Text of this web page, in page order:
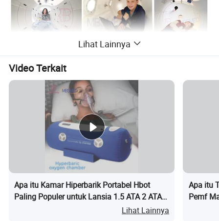
Aplikasi Terapi Oksigen hiperbarik:
Operasi yang ramah Pengguna
Panel kontrol satu sentuhan dan pengaturan tekanan otomatis
membuat ruang ini mudah digunakan untuk pertama kali dan
Lihat Lainnya
Video Terkait
Apa itu Kamar Hiperbarik Portabel Hbot
Paling Populer untuk Lansia 1.5 ATA 2 ATA
Kamar Oksigen Hiperbarik untuk Perawatan
Lihat Lainnya
Apa itu
Pemf